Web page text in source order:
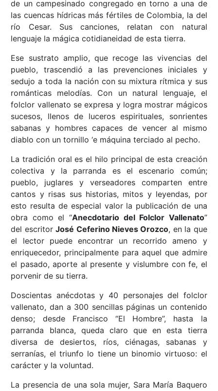
de un campesinado congregado en torno a una de
las cuencas hídricas más fértiles de Colombia, la del
río Cesar. Sus canciones, relatan con natural
lenguaje la mágica cotidianeidad de esta tierra.
Ese sustrato amplio, que recoge las vivencias del
pueblo, trascendió a las prevenciones iniciales y
sedujo a toda la nación con su mixtura rítmica y sus
románticas melodías. Con un natural lenguaje, el
folclor vallenato se expresa y logra mostrar mágicos
sucesos, llenos de luceros espirituales, sonrientes
sabanas y hombres capaces de vencer al mismo
diablo con un tornillo ‘e máquina terciado al pecho.
La tradición oral es el hilo principal de esta creación
colectiva y la parranda es el escenario común;
pueblo, juglares y verseadores comparten entre
cantos y risas sus historias, mitos y leyendas, por
esto resulta de especial valor la publicación de una
obra como el “Anecdotario del Folclor Vallenato”
del escritorJosé Ceferino Nieves Orozco, en la que
el lector puede encontrar un recorrido ameno y
enriquecedor, principalmente para aquel que admire
el pasado, aporte al presente y vislumbre con fe, el
porvenir de su tierra.
Doscientas anécdotas y 40 personajes del folclor
vallenato, dan a 300 sencillas páginas un contenido
denso; desde Francisco “El Hombre”, hasta la
parranda blanca, queda claro que en esta tierra
diversa de desiertos, ríos, ciénagas, sabanas y
serranías, el triunfo lo tiene un binomio virtuoso: el
carácter y la voluntad.
La presencia de una sola mujer, Sara María Baquero